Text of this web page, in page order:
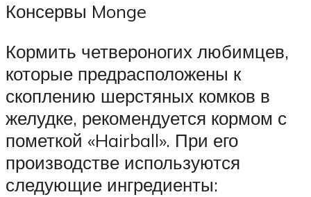
Консервы Monge
Кормить четвероногих любимцев,
которые предрасположены к
скоплению шерстяных комков в
желудке, рекомендуется кормом с
пометкой «Hairball». При его
производстве используются
следующие ингредиенты: